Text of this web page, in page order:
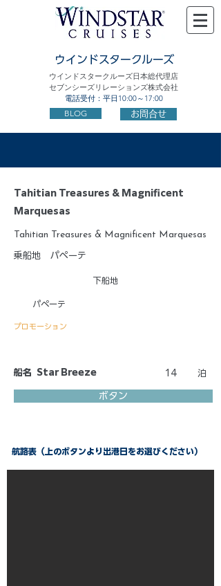
ウインドスタークルーズ
ウインドスタークルーズ日本総代理店
セブンシーズリレーションズ株式会社
電話受付：平日10:00～17:00
BLOG お問合せ
Tahitian Treasures & Magnificent
Marquesas
Tahitian Treasures & Magnificent Marquesas
乗船地 パペーテ
下船地
パペーテ
プロモーション
船名 Star Breeze 14 泊
ボタン
航路表（上のボタンより出港日をお選びください）